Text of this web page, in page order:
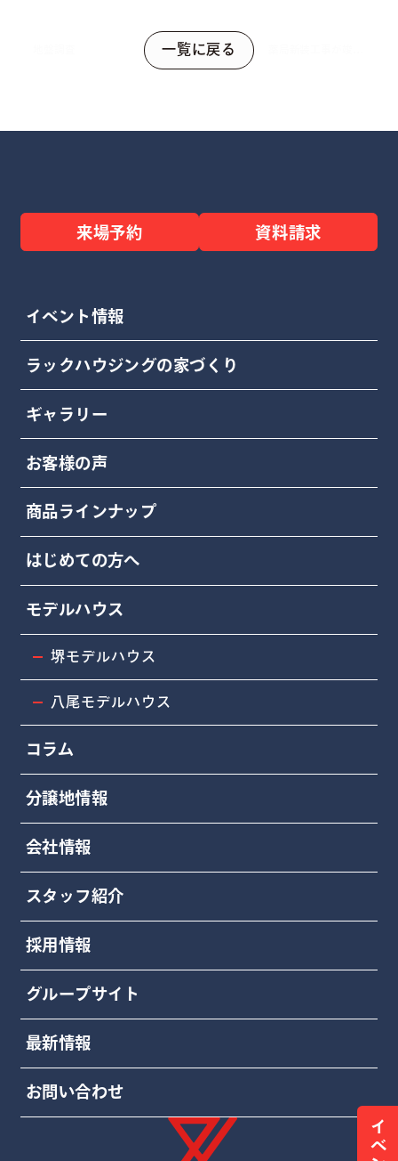
一覧に戻る
来場予約 資料請求
イベント情報
ラックハウジングの家づくり
ギャラリー
お客様の声
商品ラインナップ
はじめての方へ
モデルハウス
堺モデルハウス
八尾モデルハウス
コラム
分譲地情報
会社情報
スタッフ紹介
採用情報
グループサイト
最新情報
お問い合わせ